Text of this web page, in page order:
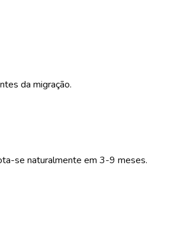
da migração.
se naturalmente em 3-9 meses.